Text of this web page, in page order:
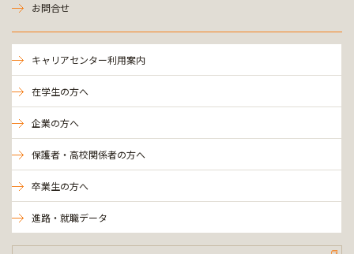
お問合せ
キャリアセンター利用案内
在学生の方へ
企業の方へ
保護者・高校関係者の方へ
卒業生の方へ
進路・就職データ